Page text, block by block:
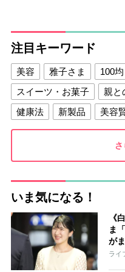
注目キーワード
美容 雅子さま 100均
スイーツ・お菓子
親と
健康法
新製品
美容
夫との関係
新津春子
いま気になる！
《
ま
が
ライ